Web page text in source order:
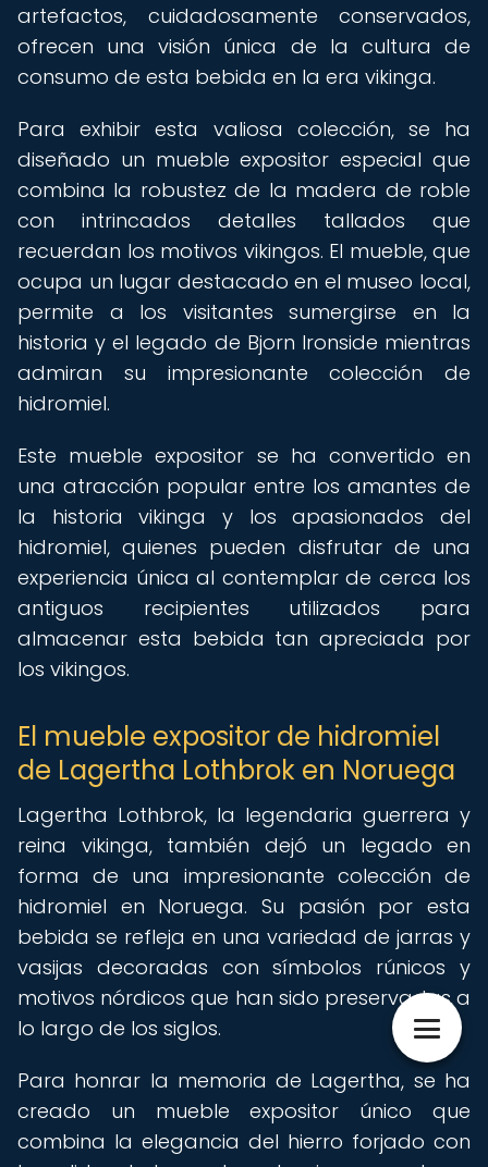
artefactos, cuidadosamente conservados,
ofrecen una visión única de la cultura de
consumo de esta bebida en la era vikinga.
Para exhibir esta valiosa colección, se ha
diseñado un mueble expositor especial que
combina la robustez de la madera de roble
con intrincados detalles tallados que
recuerdan los motivos vikingos. El mueble, que
ocupa un lugar destacado en el museo local,
permite a los visitantes sumergirse en la
historia y el legado de Bjorn Ironside mientras
admiran su impresionante colección de
hidromiel.
Este mueble expositor se ha convertido en
una atracción popular entre los amantes de
la historia vikinga y los apasionados del
hidromiel, quienes pueden disfrutar de una
experiencia única al contemplar de cerca los
antiguos recipientes utilizados para
almacenar esta bebida tan apreciada por
los vikingos.
El mueble expositor de hidromiel
de Lagertha Lothbrok en Noruega
Lagertha Lothbrok, la legendaria guerrera y
reina vikinga, también dejó un legado en
forma de una impresionante colección de
hidromiel en Noruega. Su pasión por esta
bebida se refleja en una variedad de jarras y
vasijas decoradas con símbolos rúnicos y
motivos nórdicos que han sido preservadas a
lo largo de los siglos.
Para honrar la memoria de Lagertha, se ha
creado un mueble expositor único que
combina la elegancia del hierro forjado con